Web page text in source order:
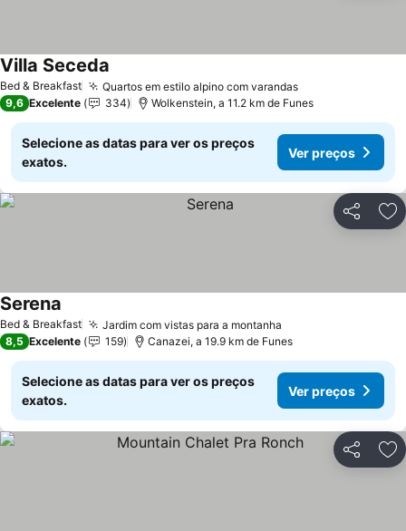
Bed & Breakfast Quartos em estilo alpino com varandasVer preços
Villa Seceda
9,6 Excelente 334 Wolkenstein, a 11.2 km de Funes
Selecione as datas para ver os preços
exatos.
Ver preços
Partilhar
Bed & Breakfast Jardim com vistas para a montanha
Serena
8,5 Excelente 159 Canazei, a 19.9 km de Funes
Selecione as datas para ver os preços
exatos.
Ver preços
Partilhar